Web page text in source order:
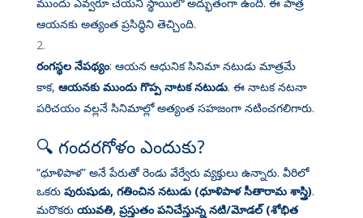
ఆయనకు అత్యంత ప్రసిద్ధిని తెచ్చింది.
రంగస్థల నేపథ్యం: ఆయన ఆధునిక సినిమా నటుడు మాత్రమే
కాక, ఆయనకు ముందు గొప్ప నాటక నటుడు. ఈ నాటక నటనా
పరిచయం వల్లనే సినిమాల్లో అత్యంత సహజంగా నటించగలిగారు.
🔍 గందరగోళం ఎందుకు?
“ధూళిపాళ” అనే పేరుతో రెండు వేర్వేరు వ్యక్తులు ఉన్నారు. వీరిలో
ఒకరు పురుషుడు, గతించిన నటుడు (ధూళిపాళ సీతారామ శాస్త్రి).
మరొకరు యువతి, ప్రస్తుతం పనిచేస్తున్న నటి/మోడల్ (శోభిత